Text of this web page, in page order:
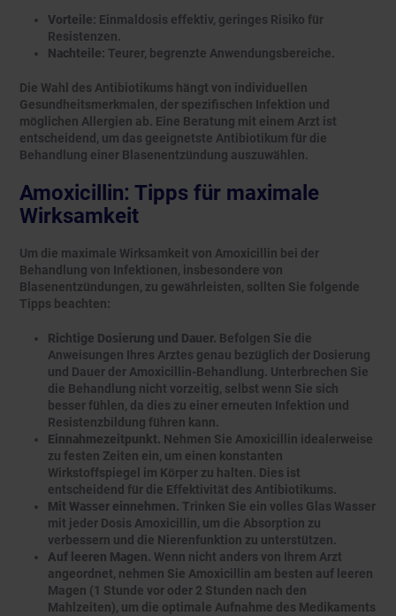
Vorteile: Einmaldosis effektiv, geringes Risiko für
Resistenzen.
Nachteile: Teurer, begrenzte Anwendungsbereiche.
Die Wahl des Antibiotikums hängt von individuellen
Gesundheitsmerkmalen, der spezifischen Infektion und
möglichen Allergien ab. Eine Beratung mit einem Arzt ist
entscheidend, um das geeignetste Antibiotikum für die
Behandlung einer Blasenentzündung auszuwählen.
Amoxicillin: Tipps für maximale
Wirksamkeit
Um die maximale Wirksamkeit von Amoxicillin bei der
Behandlung von Infektionen, insbesondere von
Blasenentzündungen, zu gewährleisten, sollten Sie folgende
Tipps beachten:
Richtige Dosierung und Dauer. Befolgen Sie die
Anweisungen Ihres Arztes genau bezüglich der Dosierung
und Dauer der Amoxicillin-Behandlung. Unterbrechen Sie
die Behandlung nicht vorzeitig, selbst wenn Sie sich
besser fühlen, da dies zu einer erneuten Infektion und
Resistenzbildung führen kann.
Einnahmezeitpunkt. Nehmen Sie Amoxicillin idealerweise
zu festen Zeiten ein, um einen konstanten
Wirkstoffspiegel im Körper zu halten. Dies ist
entscheidend für die Effektivität des Antibiotikums.
Mit Wasser einnehmen. Trinken Sie ein volles Glas Wasser
mit jeder Dosis Amoxicillin, um die Absorption zu
verbessern und die Nierenfunktion zu unterstützen.
Auf leeren Magen. Wenn nicht anders von Ihrem Arzt
angeordnet, nehmen Sie Amoxicillin am besten auf leeren
Magen (1 Stunde vor oder 2 Stunden nach den
Mahlzeiten), um die optimale Aufnahme des Medikaments